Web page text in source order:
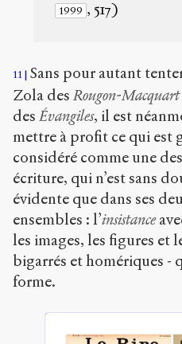
1999 , 517)
11 Sans pour autant
Zola des Rougon-Macquart
des Évangiles, il est
mettre à profit ce qui est
considéré comme une
écriture, qui n’est sans
évidente que dans ses
ensembles : l’insistance
les images, les figures et
bigarrés et homériques -
forme.